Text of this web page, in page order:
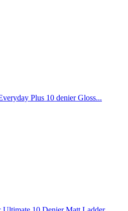
Plus 10 denier Gloss...